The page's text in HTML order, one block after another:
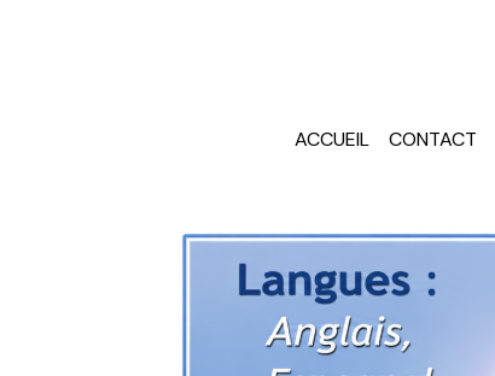
ACCUEIL CONTACT